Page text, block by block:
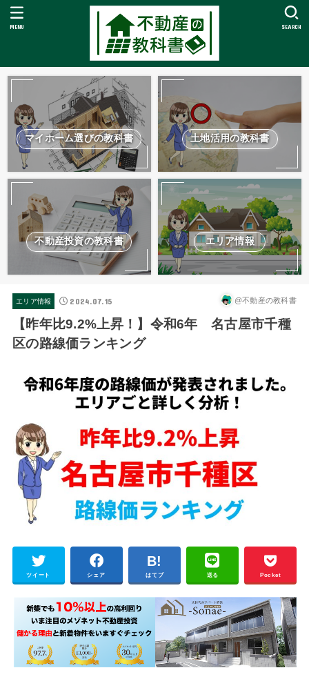
SEARCH
MENU
マイホーム選びの教科書 土地活用の教科書
不動産投資の教科書 エリア情報
エリア情報 2024.07.15 @不動産の教科書
【昨年比9.2%上昇！】令和6年 名古屋市千種
区の路線価ランキング
ツイート シェア はてブ 送る Pocket